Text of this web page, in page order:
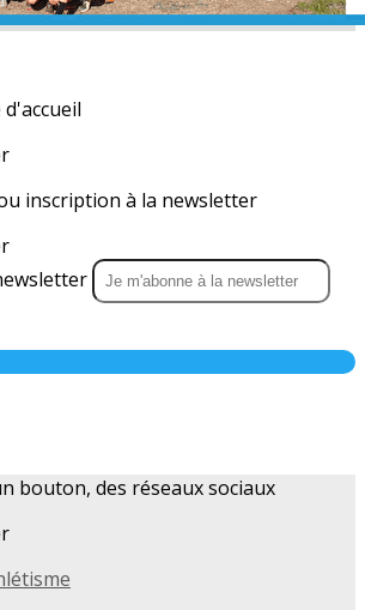
inscription à la newsletter
bouton, des réseaux sociaux